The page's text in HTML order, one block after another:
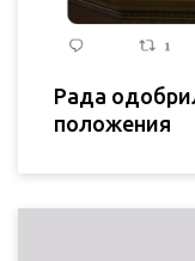
Рада
положения